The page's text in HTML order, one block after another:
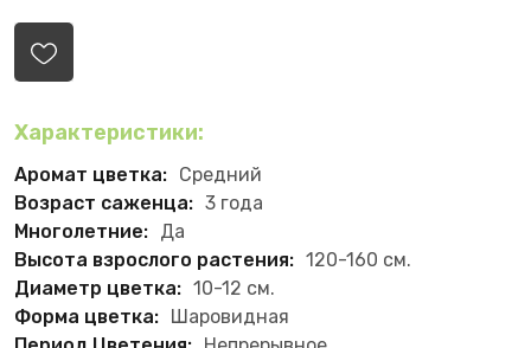
Характеристики:
Аромат цветка: Средний
Возраст саженца: 3 года
Многолетние: Да
Высота взрослого растения: 120-160 см.
Диаметр цветка: 10-12 см.
Форма цветка: Шаровидная